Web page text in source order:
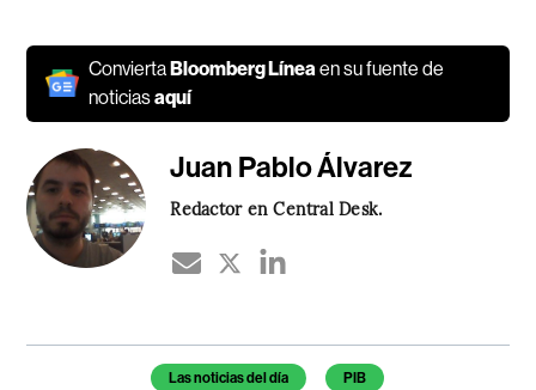
ConviertaBloomberg Línea en su fuente de
noticiasaquí
Juan Pablo Álvarez
Redactor en Central Desk.
Temas de este artículo
Las noticias del día PIB